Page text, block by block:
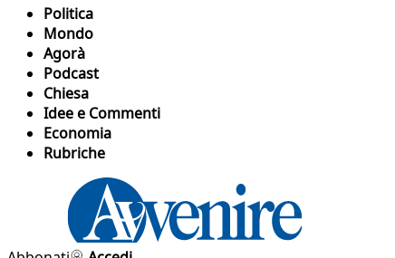
Politica
Mondo
Agorà
Podcast
Chiesa
Idee e Commenti
Economia
Rubriche